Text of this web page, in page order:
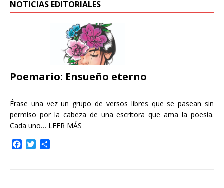
NOTICIAS EDITORIALES
Poemario: Ensueño eterno
Érase una vez un grupo de versos libres que se pasean sin
permiso por la cabeza de una escritora que ama la poesía.
Cada uno… LEER MÁS